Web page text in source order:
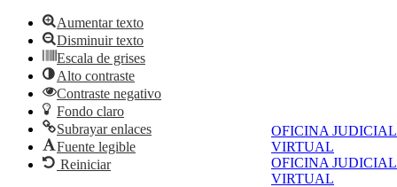
OFICINA JUDICIAL
VIRTUAL
OFICINA JUDICIAL
VIRTUAL
Aumentar texto
Disminuir texto
Escala de grises
Alto contraste
Contraste negativo
Fondo claro
Subrayar enlaces
Fuente legible
Reiniciar